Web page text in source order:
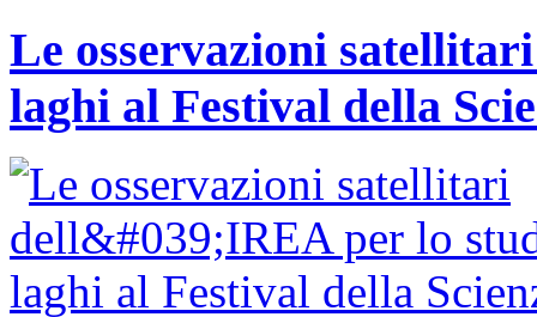
Le osservazioni
laghi al Festival della